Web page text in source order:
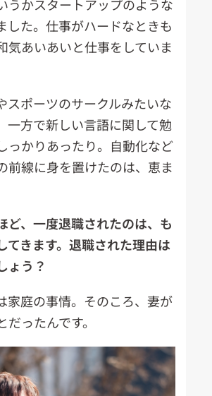
うかスタートアップのような
した。仕事がハードなときも
気あいあいと仕事をしていま
スポーツのサークルみたいな
一方で新しい言語に関して勉
っかりあったり。自動化など
前線に身を置けたのは、恵ま
、一度退職されたのは、も
てきます。退職された理由は
ょう？
家庭の事情。そのころ、妻が
ったんです。